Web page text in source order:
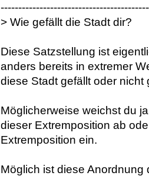
> Wie gefällt die Stadt dir?
Diese Satzstellung ist
anders bereits in extremer
diese Stadt gefällt oder nicht
Möglicherweise weichst du
dieser Extremposition ab
Extremposition ein.
Möglich ist diese